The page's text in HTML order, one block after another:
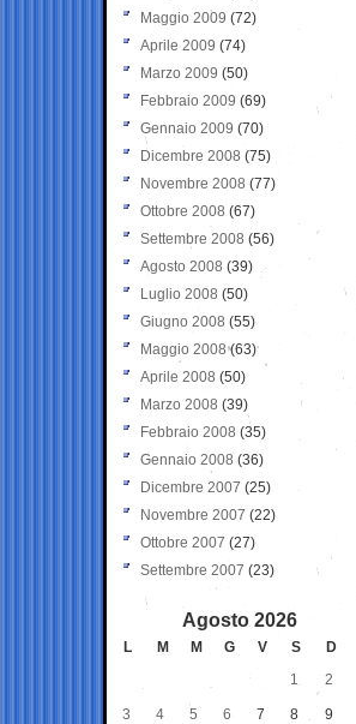
Maggio 2009 (72)
Aprile 2009 (74)
Marzo 2009 (50)
Febbraio 2009 (69)
Gennaio 2009 (70)
Dicembre 2008 (75)
Novembre 2008 (77)
Ottobre 2008 (67)
Settembre 2008 (56)
Agosto 2008 (39)
Luglio 2008 (50)
Giugno 2008 (55)
Maggio 2008(63)
Aprile 2008 (50)
Marzo 2008 (39)
Febbraio 2008 (35)
Gennaio 2008 (36)
Dicembre 2007 (25)
Novembre 2007 (22)
Ottobre 2007 (27)
Settembre 2007 (23)
Agosto 2026
L M M G V S
D
1
2
3 4 5 6 7 8 9